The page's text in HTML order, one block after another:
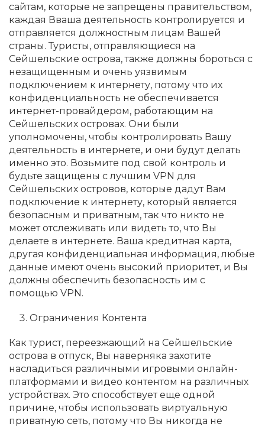
сайтам, которые не запрещены правительством,
каждая Вваша деятельность контролируется и
отправляется должностным лицам Вашей
страны. Туристы, отправляющиеся на
Сейшельские острова, также должны бороться с
незащищенным и очень уязвимым
подключением к интернету, потому что их
конфиденциальность не обеспечивается
интернет-провайдером, работающим на
Сейшельских островах. Они были
уполномочены, чтобы контролировать Вашу
деятельность в интернете, и они будут делать
именно это. Возьмите под свой контроль и
будьте защищены с лучшим VPN для
Сейшельских островов, которые дадут Вам
подключение к интернету, который является
безопасным и приватным, так что никто не
может отслеживать или видеть то, что Вы
делаете в интернете. Ваша кредитная карта,
другая конфиденциальная информация, любые
данные имеют очень высокий приоритет, и Вы
должны обеспечить безопасность им с
помощью VPN.
Ограничения Контента
Как турист, переезжающий на Сейшельские
острова в отпуск, Вы наверняка захотите
насладиться различными игровыми онлайн-
платформами и видео контентом на различных
устройствах. Это способствует еще одной
причине, чтобы использовать виртуальную
приватную сеть, потому что Вы никогда не